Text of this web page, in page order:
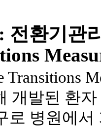
전환기관
Transitions
개발된 환
로 병원에